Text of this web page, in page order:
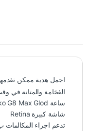
اجمل هدية ممكن
الفخامة والمتانة في
ساعة Haino Teko G8 Max Glod
شاشة كبيرة Retina
تدعم اجراء المكالمات